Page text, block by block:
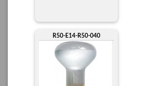
R50-E14-R50-040